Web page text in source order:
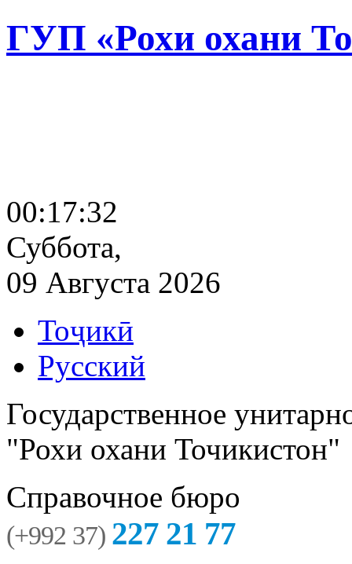
ГУП «Рохи охани
00:17:33
Суббота,
09 Августа 2026
Тоҷикӣ
Русский
Государственное
"Рохи охани Точикистон"
Справочное бюро
(+992 37) 227 21 77